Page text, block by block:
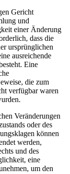
Gericht
und
einer Änderung
dass die
ursprünglichen
ausreichende
Eine
die zum
verfügbar waren
Veränderungen
oder des
können
werden,
und des
eine
um den